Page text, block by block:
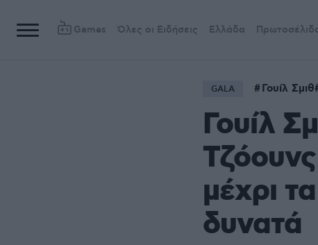
Games Όλες οι Ειδήσεις Ελλάδα
GALA Γουίλ Σμιθ
Γουίλ
μέχρι
δυνατά